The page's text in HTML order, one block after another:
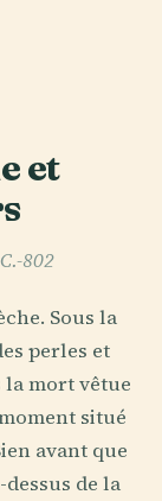
et
802
Sous la
perles et
la mort vêtue
situé
avant que
de la